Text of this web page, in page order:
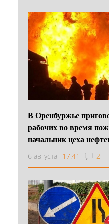
В Оренбуржье
рабочих во время
начальник цеха
6 августа 17:41 2